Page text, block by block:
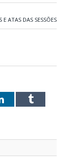
E ATAS DAS SESSÕES
LinkedInTumblr